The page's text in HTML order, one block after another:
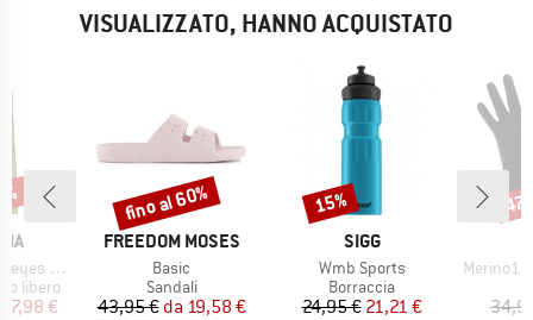
VISUALIZZATO, HANNO ACQUISTATO
Leg Pants
libero
ridotto
47,98 €
MARCHIO
FREEDOM MOSES
Articolo
Basic
Gruppo di prodotti
Sandali
Prezzo
43,95 € Prezzo ridotto
da 19,58 €
Sconto
fino al 60%
MARCHIO
SIGG
Articolo
Wmb Sports
Gruppo di prodotti
Borraccia
Prezzo
24,95 €Prezzo ridotto
21,21 €
Sconto
15%
Articolo
Merino180